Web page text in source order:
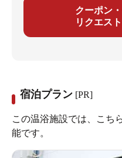
クーポン
リクエス
宿泊プラン [PR]
この温浴施設では、こち
能です。